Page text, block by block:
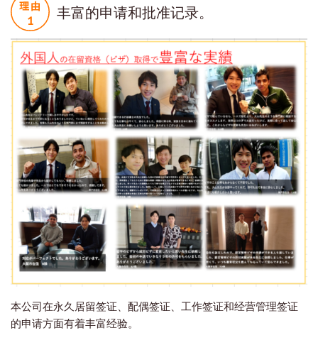
丰富的申请和批准记录。
本公司在永久居留签证、配偶签证、工作签证和经营管理签证
的申请方面有着丰富经验。